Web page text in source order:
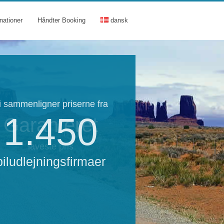
Håndter Booking dansk
sammenligner priserne fra
1.450
Garanteret
laveste pris